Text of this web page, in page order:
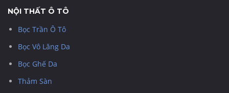
NỘI THẤT Ô TÔ
Bọc Trần Ô Tô
Bọc Vô Lăng Da
Bọc Ghế Da
Thảm Sàn